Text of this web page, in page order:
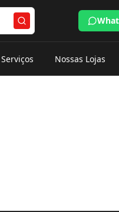
Serviços Nossas Lojas